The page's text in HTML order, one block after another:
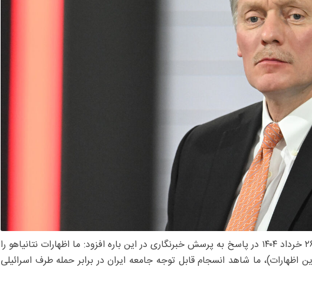
، دیمیتری پسکوف دوشنبه ۲۶ خرداد ۱۴۰۴ در پاسخ به پرسش خبرنگاری در این باره افزود: ما اظهارات نتانیاهو را
اظهارات)، ما شاهد انسجام قابل توجه جامعه ایران در برابر حمله طرف اسرائیلی